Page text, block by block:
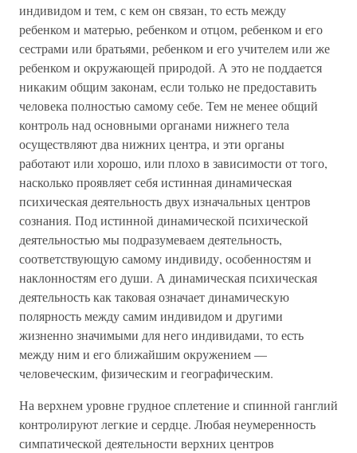
индивидом и тем, с кем он связан, то есть между
ребенком и матерью, ребенком и отцом, ребенком и его
сестрами или братьями, ребенком и его учителем или же
ребенком и окружающей природой. А это не поддается
никаким общим законам, если только не предоставить
человека полностью самому себе. Тем не менее общий
контроль над основными органами нижнего тела
осуществляют два нижних центра, и эти органы
работают или хорошо, или плохо в зависимости от того,
насколько проявляет себя истинная динамическая
психическая деятельность двух изначальных центров
сознания. Под истинной динамической психической
деятельностью мы подразумеваем деятельность,
соответствующую самому индивиду, особенностям и
наклонностям его души. А динамическая психическая
деятельность как таковая означает динамическую
полярность между самим индивидом и другими
жизненно значимыми для него индивидами, то есть
между ним и его ближайшим окружением —
человеческим, физическим и географическим.
На верхнем уровне грудное сплетение и спинной ганглий
контролируют легкие и сердце. Любая неумеренность
симпатической деятельности верхних центров